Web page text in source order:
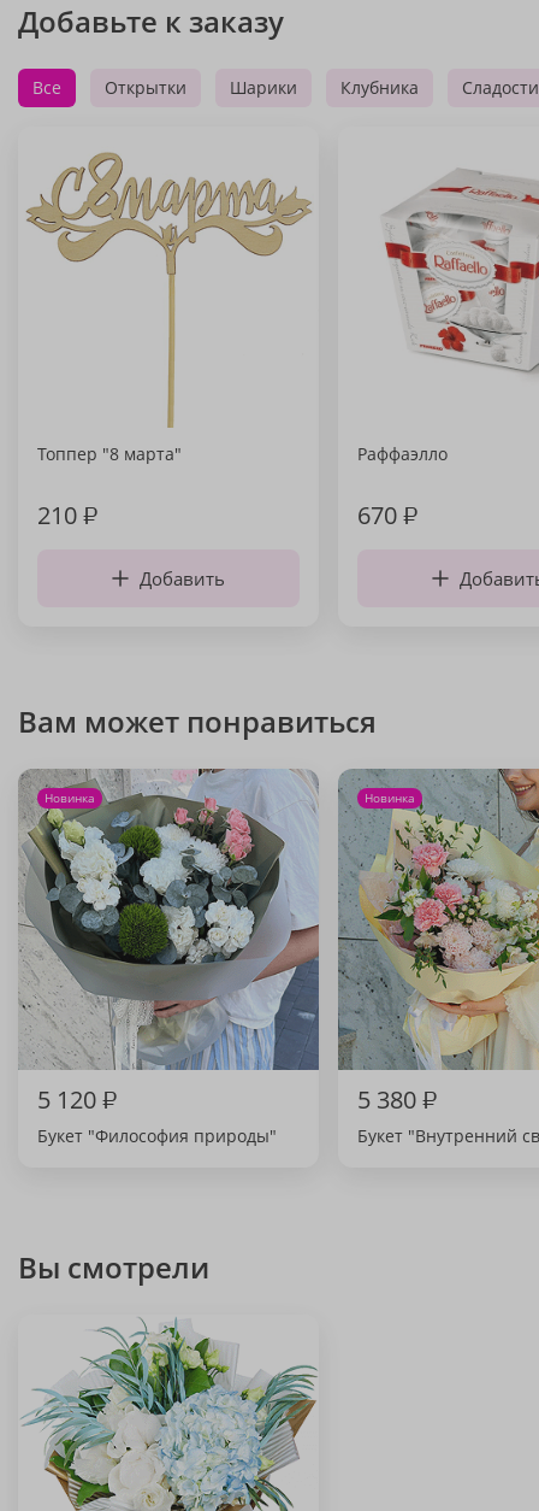
Добавьте к заказу
Все Открытки Шарики Клубника Сладости
Топпер "8 марта"
210₽
Добавить
Раффаэлло
670₽
Вам может понравиться
Новинка
5 120₽
Букет "Философия природы"
Новинка
5 380₽
Букет "Внутренний
Вы смотрели